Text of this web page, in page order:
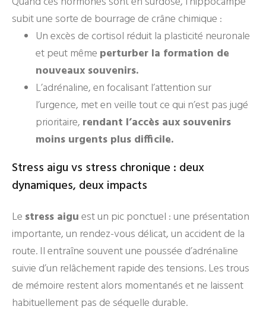
subit une sorte de bourrage de crâne chimique :
Un excès de cortisol réduit la plasticité neuronale
et peut même perturber la formation de
nouveaux souvenirs.
L’adrénaline, en focalisant l’attention sur
l’urgence, met en veille tout ce qui n’est pas jugé
prioritaire, rendant l’accès aux souvenirs
moins urgents plus difficile.
Stress aigu vs stress chronique : deux
dynamiques, deux impacts
Le stress aiguest un pic ponctuel : une présentation
importante, un rendez-vous délicat, un accident de la
route. Il entraîne souvent une poussée d’adrénaline
suivie d’un relâchement rapide des tensions. Les trous
de mémoire restent alors momentanés et ne laissent
habituellement pas de séquelle durable.